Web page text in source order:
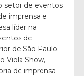
setor de eventos.
imprensa e
líder na
de
de São Paulo.
Viola Show,
de imprensa